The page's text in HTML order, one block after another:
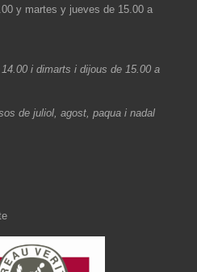
y martes y jueves de 15.00 a
i dimarts i dijous de 15.00 a
de juliol, agost, paqua i nadal